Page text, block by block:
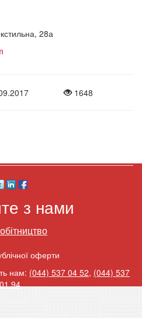
28а
1648
з нами
оферти
нам: (044) 537 04 52, (044) 537
01 94.